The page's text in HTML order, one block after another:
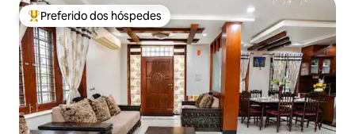
Entre os melhores preferidos dos hóspedes
Preferido dos hóspedes